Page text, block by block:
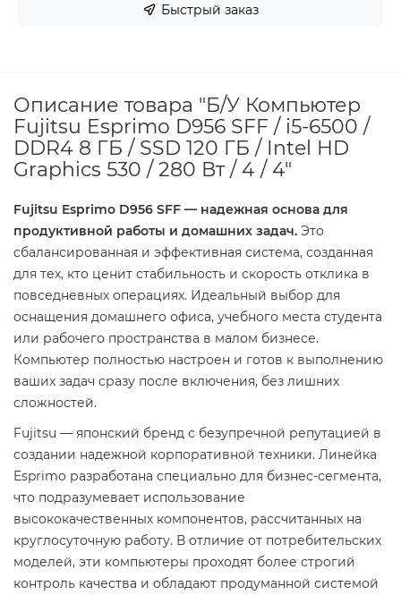
Быстрый заказ
Описание товара "Б/У Компьютер
Fujitsu Esprimo D956 SFF / i5-6500 /
DDR4 8 ГБ / SSD 120 ГБ / Intel HD
Graphics 530 / 280 Вт / 4 / 4"
Fujitsu Esprimo D956 SFF — надежная основа для
продуктивной работы и домашних задач. Это
сбалансированная и эффективная система, созданная
для тех, кто ценит стабильность и скорость отклика в
повседневных операциях. Идеальный выбор для
оснащения домашнего офиса, учебного места студента
или рабочего пространства в малом бизнесе.
Компьютер полностью настроен и готов к выполнению
ваших задач сразу после включения, без лишних
сложностей.
Fujitsu — японский бренд с безупречной репутацией в
создании надежной корпоративной техники. Линейка
Esprimo разработана специально для бизнес-сегмента,
что подразумевает использование
высококачественных компонентов, рассчитанных на
круглосуточную работу. В отличие от потребительских
моделей, эти компьютеры проходят более строгий
контроль качества и обладают продуманной системой